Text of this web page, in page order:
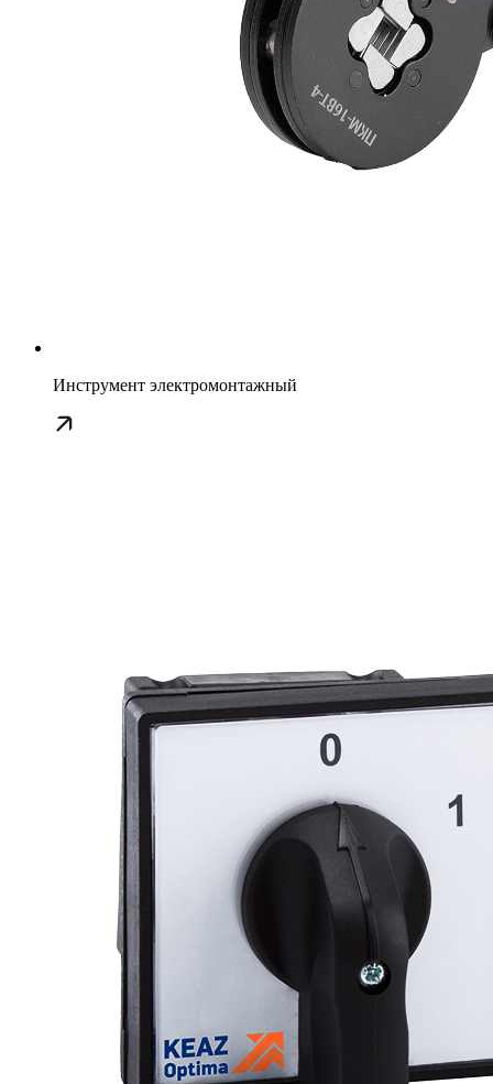
Инструмент электромонтажный